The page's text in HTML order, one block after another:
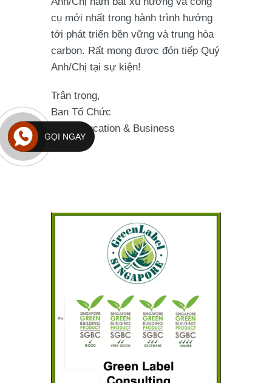
cụ mới nhất trong hành trình hướng
tới phát triển bền vững và trung hòa
carbon. Rất mong được đón tiếp Quý
Anh/Chị tại sự kiện!
Trân trọng,
Ban Tổ Chức
ESG Education & Business
GỌI NGAY